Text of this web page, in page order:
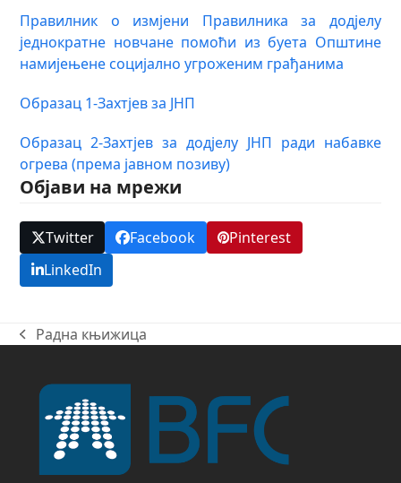
Правилник о измјени Правилника за додјелу
једнократне новчане помоћи из буета Општине
намијењене социјално угроженим грађанима
Образац 1-Захтјев за ЈНП
Образац 2-Захтјев за додјелу ЈНП ради набавке
огрева (према јавном позиву)
Објави на мрежи
Twitter Facebook
Pinterest
LinkedIn
previous
Радна књижица